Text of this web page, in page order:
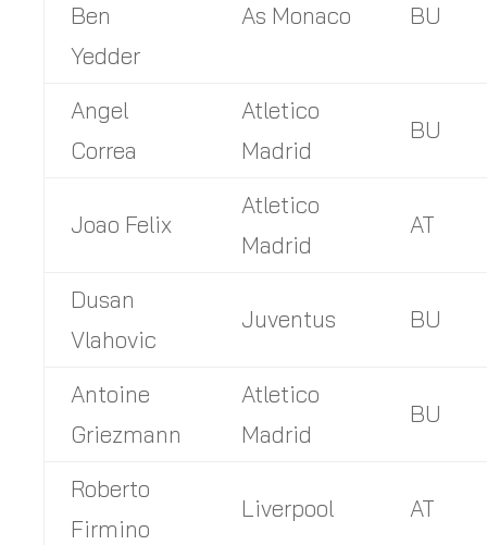
Ben
Yedder
As Monaco BU
Angel
Correa
Atletico
Madrid
BU
Joao Felix
Atletico
Madrid
AT
Dusan
Vlahovic
Juventus BU
Antoine
Griezmann
Atletico
Madrid
BU
Roberto
Firmino
Liverpool AT